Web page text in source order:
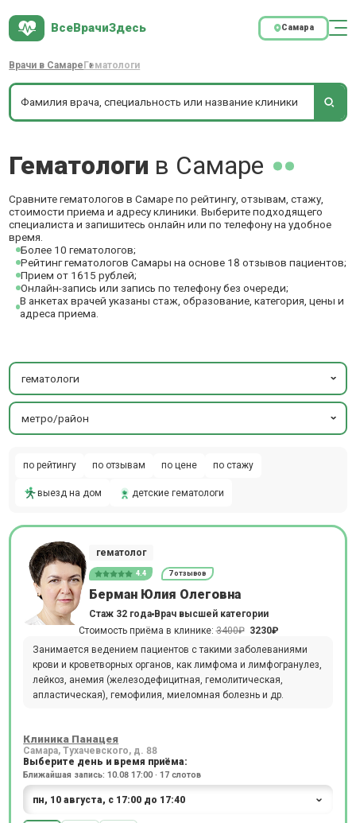
ВсеВрачиЗдесь Самара
Врачи в Самаре Гематологи
Гематологи в Самаре
Сравните гематологов в Самаре по рейтингу, отзывам, стажу,
стоимости приема и адресу клиники. Выберите подходящего
специалиста и запишитесь онлайн или по телефону на удобное
время.
Более 10 гематологов;
Рейтинг гематологов Самары на основе 18 отзывов пациентов;
Прием от 1615 рублей;
Онлайн-запись или запись по телефону без очереди;
В анкетах врачей указаны стаж, образование, категория, цены и
адреса приема.
гематологи
метро/район
по рейтингу по отзывам по цене по стажу
выезд на дом детские гематологи
гематолог
4.4 7 отзывов
Берман Юлия Олеговна
Стаж 32 года Врач высшей категории
Стоимость приёма в клинике:3400₽ 3230₽
Занимается ведением пациентов с такими заболеваниями
крови и кроветворных органов, как лимфома и лимфогранулез,
лейкоз, анемия (железодефицитная, гемолитическая,
апластическая), гемофилия, миеломная болезнь и др.
Клиника Панацея
Самара, Тухачевского, д. 88
Выберите день и время приёма:
Ближайшая запись: 10.08 17:00 · 17 слотов